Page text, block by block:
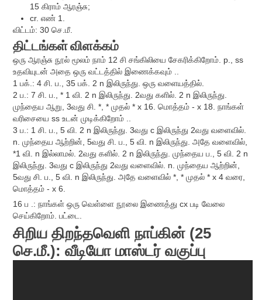
15 கிராம் ஆரஞ்சு;
cr. எண் 1.
விட்டம்: 30 செ.மீ.
திட்டங்கள்விளக்கம்
ஒரு ஆரஞ்சு நூல் மூலம் நாம் 12 சி சங்கிலியை சேகரிக்கிறோம். p., ss
உதவியுடன் அதை ஒரு வட்டத்தில் இணைக்கவும் ..
1 பக்.: 4 சி. ப., 35 பக். 2 n இலிருந்து. ஒரு வளையத்தில்.
2 ப.: 7 சி. ப., * 1 வி. 2 n இலிருந்து. 2வது களில். 2 n இலிருந்து.
முந்தைய ஆறு, 3வது சி. *, * முதல் * x 16. மொத்தம் - x 18. நாங்கள்
வரிசையை ss உடன் முடிக்கிறோம் ..
3 ப.: 1 சி. ப., 5 வி. 2 n இலிருந்து. 3வது c இலிருந்து 2வது வளைவில்.
n. முந்தைய ஆற்றின், 5வது சி. ப., 5 வி. n இலிருந்து. அதே வளைவில்,
*1 வி. n இல்லாமல். 2வது களில். 2 n இலிருந்து. முந்தைய ப., 5 வி. 2 n
இலிருந்து. 3வது c இலிருந்து 2வது வளைவில். n. முந்தைய ஆற்றின்,
5வது சி. ப., 5 வி. n இலிருந்து. அதே வளைவில் *, * முதல் * x 4 வரை,
மொத்தம் - x 6.
16 ப .: நாங்கள் ஒரு வெள்ளை நூலை இணைத்து cx படி வேலை
செய்கிறோம். பட்டை.
சிறிய திறந்தவெளி நாப்கின் (25
செ.மீ.): வீடியோ மாஸ்டர் வகுப்பு